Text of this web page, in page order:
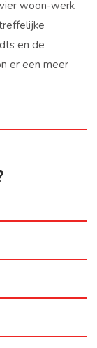
woon-werk
en de
er een meer